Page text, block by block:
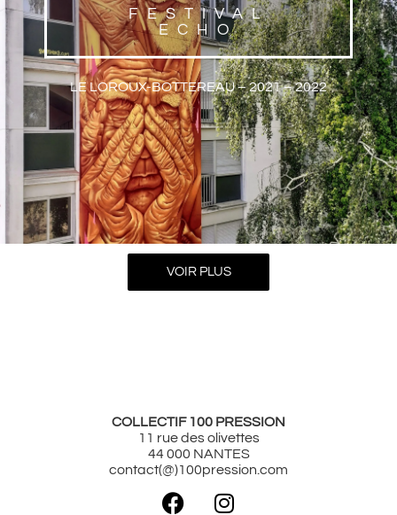
FESTIVAL
ECHO
LE LOROUX-BOTTEREAU – 2021 – 2022
VOIR PLUS
COLLECTIF 100 PRESSION
11 rue des olivettes
44 000 NANTES
contact(@)100pression.com